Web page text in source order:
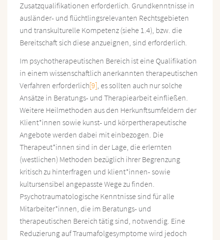
Zusatzqualifikationen erforderlich. Grundkenntnisse in
ausländer- und flüchtlingsrelevanten Rechtsgebieten
und transkulturelle Kompetenz (siehe 1.4), bzw. die
Bereitschaft sich diese anzueignen, sind erforderlich.
Im psychotherapeutischen Bereich ist eine Qualifikation
in einem wissenschaftlich anerkannten therapeutischen
Verfahren erforderlich[9], es sollten auch nur solche
Ansätze in Beratungs- und Therapiearbeit einfließen.
Weitere Heilmethoden aus den Herkunftsumfeldern der
Klient*innen sowie kunst- und körpertherapeutische
Angebote werden dabei mit einbezogen. Die
Therapeut*innen sind in der Lage, die erlernten
(westlichen) Methoden bezüglich ihrer Begrenzung
kritisch zu hinterfragen und klient*innen- sowie
kultursensibel angepasste Wege zu finden.
Psychotraumatologische Kenntnisse sind für alle
Mitarbeiter*innen, die im Beratungs- und
therapeutischen Bereich tätig sind, notwendig. Eine
Reduzierung auf Traumafolgesymptome wird jedoch